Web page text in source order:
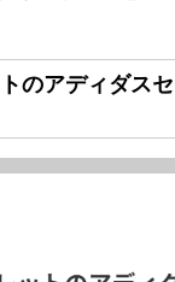
のアディダス